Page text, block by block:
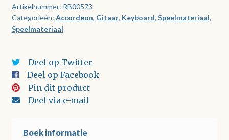
aantal
Artikelnummer: RB00573
Categorieën: Accordeon, Gitaar, Keyboard, Speelmateriaal,
Speelmateriaal
Deel op Twitter
Deel op Facebook
Pin dit product
Deel via e-mail
Boek informatie